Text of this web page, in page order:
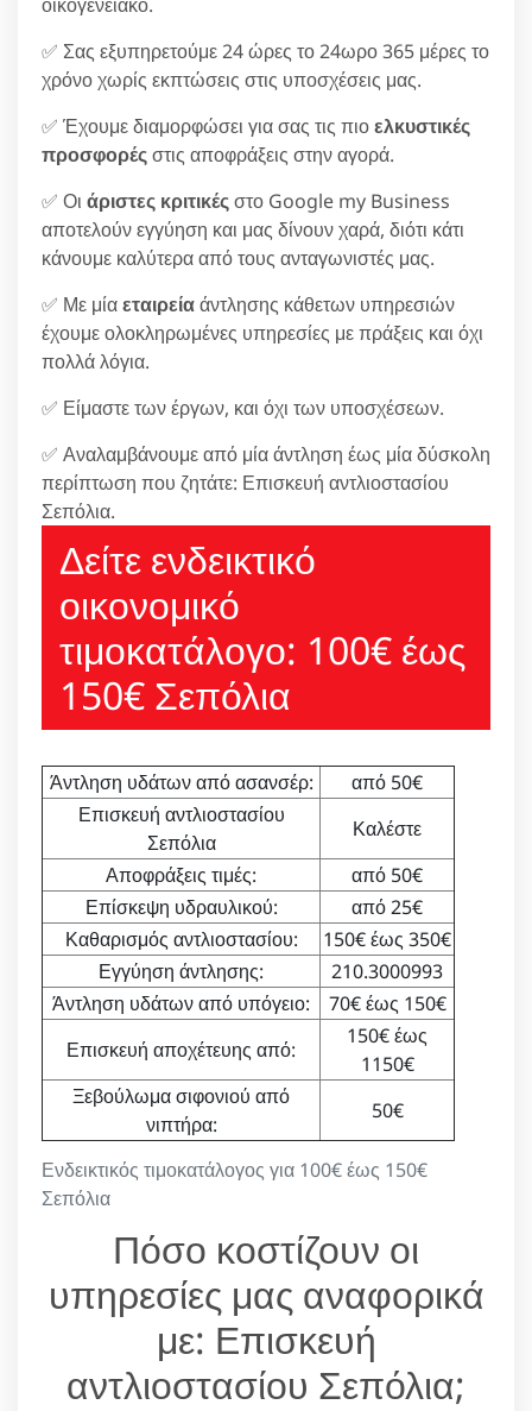
✅ Σας εξυπηρετούμε 24 ώρες το 24ωρο 365 μέρες το
χρόνο χωρίς εκπτώσεις στις υποσχέσεις μας.
✅ Έχουμε διαμορφώσει για σας τις πιοελκυστικές
προσφορέςστις αποφράξεις στην αγορά.
✅ Οι άριστες κριτικέςστο Google my Business
αποτελούν εγγύηση και μας δίνουν χαρά, διότι κάτι
κάνουμε καλύτερα από τους ανταγωνιστές μας.
✅ Με μίαεταιρείαάντλησης κάθετων υπηρεσιών
έχουμε ολοκληρωμένες υπηρεσίες με πράξεις και όχι
πολλά λόγια.
✅ Είμαστε των έργων, και όχι των υποσχέσεων.
✅ Αναλαμβάνουμε από μία άντληση έως μία δύσκολη
περίπτωση που ζητάτε: Επισκευή αντλιοστασίου
Σεπόλια.
Δείτε ενδεικτικό
οικονομικό
τιμοκατάλογο: 100€ έως
150€ Σεπόλια
Ενδεικτικός τιμοκατάλογος για 100€ έως 150€
Σεπόλια
Άντληση υδάτων από ασανσέρ:
από 50€
Επισκευή αντλιοστασίου
Σεπόλια
Καλέστε
Αποφράξεις τιμές:
από 50€
Επίσκεψη υδραυλικού:
από 25€
Καθαρισμός αντλιοστασίου:
150€ έως 350€
Εγγύηση άντλησης:
210.3000993
Άντληση υδάτων από υπόγειο:
70€ έως 150€
Επισκευή αποχέτευης από:
150€ έως
1150€
Ξεβούλωμα σιφονιού από
νιπτήρα:
50€
Πόσο κοστίζουν οι
υπηρεσίες μας αναφορικά
με: Επισκευή
αντλιοστασίου Σεπόλια;